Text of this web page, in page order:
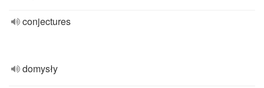
conjectures
domysły